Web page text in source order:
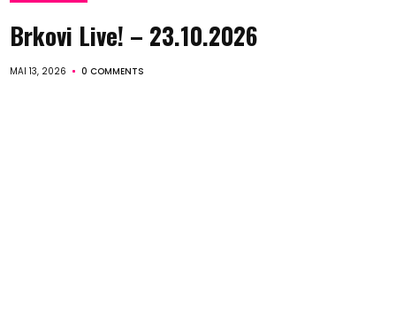
Brkovi Live! – 23.10.2026
MAI 13, 2026 0 COMMENTS